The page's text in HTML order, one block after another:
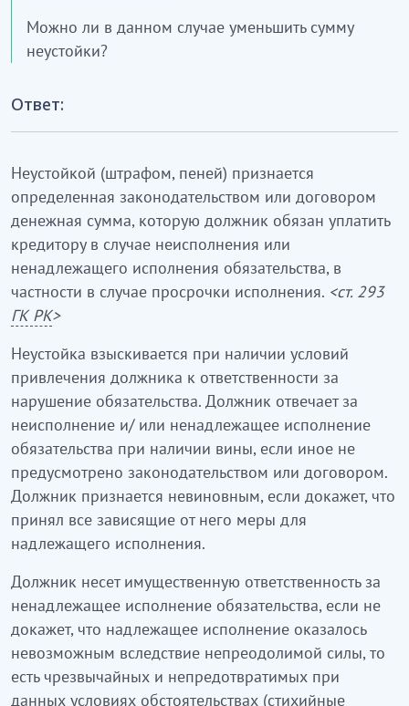
Можно ли в данном случае уменьшить сумму
неустойки?
Ответ:
Неустойкой (штрафом, пеней) признается
определенная законодательством или договором
денежная сумма, которую должник обязан уплатить
кредитору в случае неисполнения или
ненадлежащего исполнения обязательства, в
частности в случае просрочки исполнения. <ст. 293
ГК РК>
Неустойка взыскивается при наличии условий
привлечения должника к ответственности за
нарушение обязательства. Должник отвечает за
неисполнение и/ или ненадлежащее исполнение
обязательства при наличии вины, если иное не
предусмотрено законодательством или договором.
Должник признается невиновным, если докажет, что
принял все зависящие от него меры для
надлежащего исполнения.
Должник несет имущественную ответственность за
ненадлежащее исполнение обязательства, если не
докажет, что надлежащее исполнение оказалось
невозможным вследствие непреодолимой силы, то
есть чрезвычайных и непредотвратимых при
данных условиях обстоятельствах (стихийные